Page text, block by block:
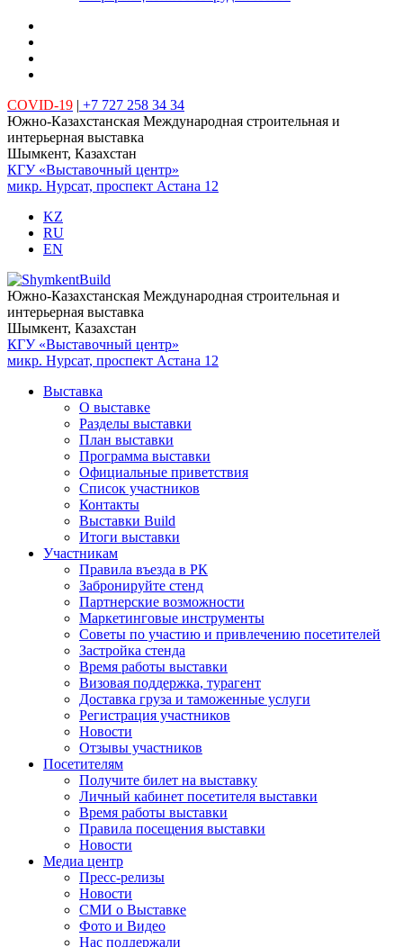
COVID-19 | +7 727 258 34 34
Южно-Казахстанская Международная строительная и
интерьерная выставка
Шымкент, Казахстан
КГУ «Выставочный центр»
микр. Нурсат, проспект Астана 12
KZ
RU
EN
Южно-Казахстанская Международная строительная и
интерьерная выставка
Шымкент, Казахстан
КГУ «Выставочный центр»
микр. Нурсат, проспект Астана 12
Выставка
О выставке
Разделы выставки
План выставки
Программа выставки
Официальные приветствия
Cписок участников
Контакты
Выставки Build
Итоги выставки
Участникам
Правила въезда в РК
Забронируйте стенд
Партнерские возможности
Маркетинговые инструменты
Советы по участию и привлечению посетителей
Застройка стенда
Время работы выставки
Визовая поддержка, турагент
Доставка груза и таможенные услуги
Регистрация участников
Новости
Отзывы участников
Посетителям
Получите билет на выставку
Личный кабинет посетителя выставки
Время работы выставки
Правила посещения выставки
Новости
Медиа центр
Пресс-релизы
Новости
СМИ о Выставке
Фото и Видео
Нас поддержали